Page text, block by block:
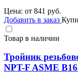
Цена: от 841 руб.
Добавить в заказ
Товар в наличии
Тройник
NPT-F ASME